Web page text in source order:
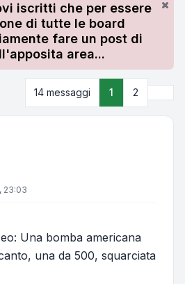
iscritti che per essere
di tutte le board
fare un post di
area...
14 messaggi 1 2
23:03
Una bomba americana
una da 500, squarciata